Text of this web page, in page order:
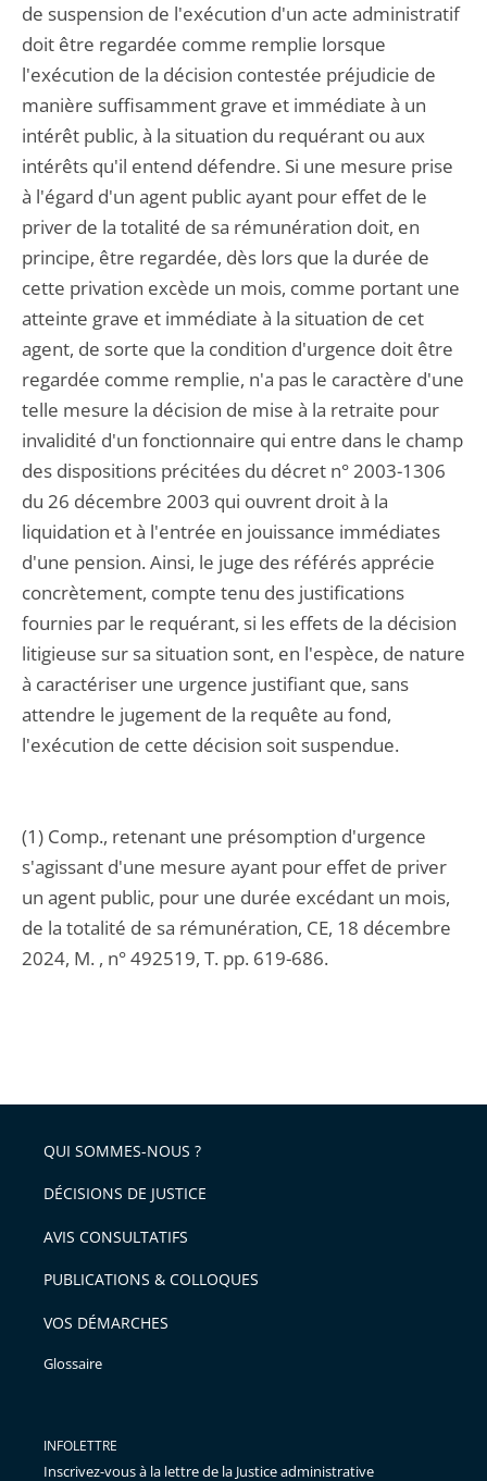
de suspension de l'exécution d'un acte administratif
doit être regardée comme remplie lorsque
l'exécution de la décision contestée préjudicie de
manière suffisamment grave et immédiate à un
intérêt public, à la situation du requérant ou aux
intérêts qu'il entend défendre. Si une mesure prise
à l'égard d'un agent public ayant pour effet de le
priver de la totalité de sa rémunération doit, en
principe, être regardée, dès lors que la durée de
cette privation excède un mois, comme portant une
atteinte grave et immédiate à la situation de cet
agent, de sorte que la condition d'urgence doit être
regardée comme remplie, n'a pas le caractère d'une
telle mesure la décision de mise à la retraite pour
invalidité d'un fonctionnaire qui entre dans le champ
des dispositions précitées du décret n° 2003-1306
du 26 décembre 2003 qui ouvrent droit à la
liquidation et à l'entrée en jouissance immédiates
d'une pension. Ainsi, le juge des référés apprécie
concrètement, compte tenu des justifications
fournies par le requérant, si les effets de la décision
litigieuse sur sa situation sont, en l'espèce, de nature
à caractériser une urgence justifiant que, sans
attendre le jugement de la requête au fond,
l'exécution de cette décision soit suspendue.
(1) Comp., retenant une présomption d'urgence
s'agissant d'une mesure ayant pour effet de priver
un agent public, pour une durée excédant un mois,
de la totalité de sa rémunération, CE, 18 décembre
2024, M. , n° 492519, T. pp. 619-686.
QUI SOMMES-NOUS ?
DÉCISIONS DE JUSTICE
AVIS CONSULTATIFS
PUBLICATIONS & COLLOQUES
VOS DÉMARCHES
Glossaire
INFOLETTRE
Inscrivez-vous à la lettre de la Justice administrative